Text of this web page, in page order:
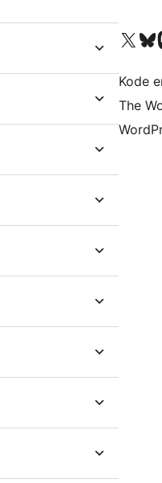
Besøg vores X (tidligere
Besøg
Kode
The